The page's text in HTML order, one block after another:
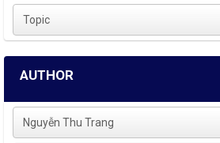
Topic
AUTHOR
Nguyễn Thu Trang